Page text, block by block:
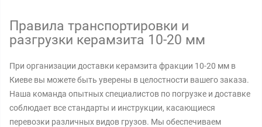
Правила транспортировки и
разгрузки керамзита 10-20 мм
При организации доставки керамзита фракции 10-20 мм в
Киеве вы можете быть уверены в целостности вашего заказа.
Наша команда опытных специалистов по погрузке и доставке
соблюдает все стандарты и инструкции, касающиеся
перевозки различных видов грузов. Мы обеспечиваем